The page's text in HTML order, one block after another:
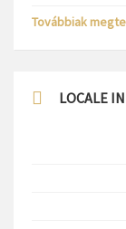
Továbbiak
LOCALE